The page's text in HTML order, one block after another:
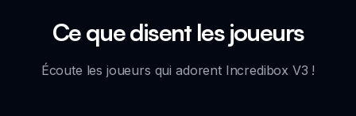
Ce que disent les joueurs
Écoute les joueurs qui adorent Incredibox V3 !